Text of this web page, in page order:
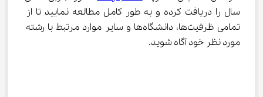
سال را دریافت کرده و به طور کامل مطالعه نمایید تا از
تمامی ظرفیت‌ها، دانشگاه‌ها و سایر موارد مرتبط با رشته
مورد نظر خود آگاه شوید.